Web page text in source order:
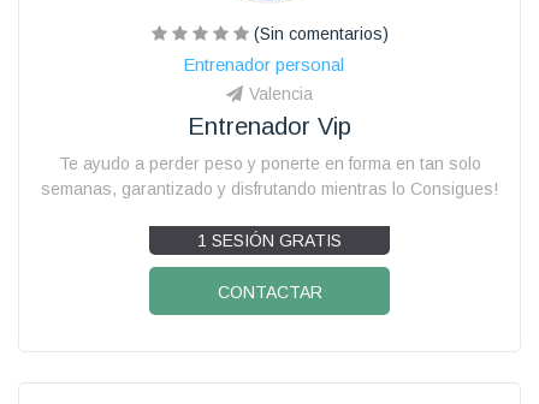
(Sin comentarios)
Entrenador personal
Valencia
Entrenador Vip
Te ayudo a perder peso y ponerte en forma en tan solo
semanas, garantizado y disfrutando mientras lo Consigues!
1 SESIÓN GRATIS
CONTACTAR